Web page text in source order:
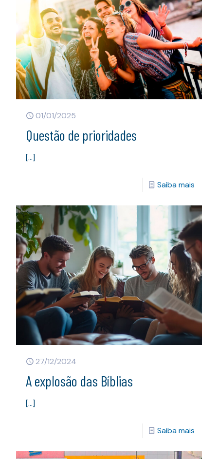
01/01/2025
Questão de prioridades
[…]
Saiba mais
27/12/2024
A explosão das Bíblias
[…]
Saiba mais